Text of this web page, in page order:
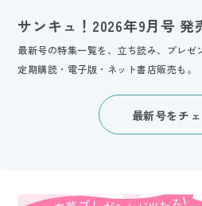
サンキュ！2026年9月号 発
最新号の特集一覧を、立ち読み、プレゼ
定期購読・電子版・ネット書店販売も。
最新号をチ